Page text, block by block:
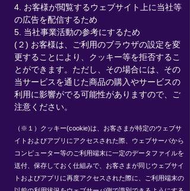
4. お客様が閲覧するウェブサイト上に当社等
の広告を配信するため
5. 当社事業活動の参考にするため
(２) お客様は、ご利用のブラウザの設定を変
更することにより、クッキー等を拒否するこ
とができます。ただし、その場合には、その
当サービスを通じた商品の購入やサービスの
利用に影響がでる可能性がありますので、ご
注意ください。
（※１）クッキー(cookie)は、お客さまが特定のウェブサ
イトおよびアプリにアクセスされた際、ウェブサーバから
コンピューター等のご利用端末に一定のデータファイルを
送付、保存しておく仕組みで、お客さまが同じウェブサイ
トおよびアプリに再度アクセスされた際に、ご利用端末の